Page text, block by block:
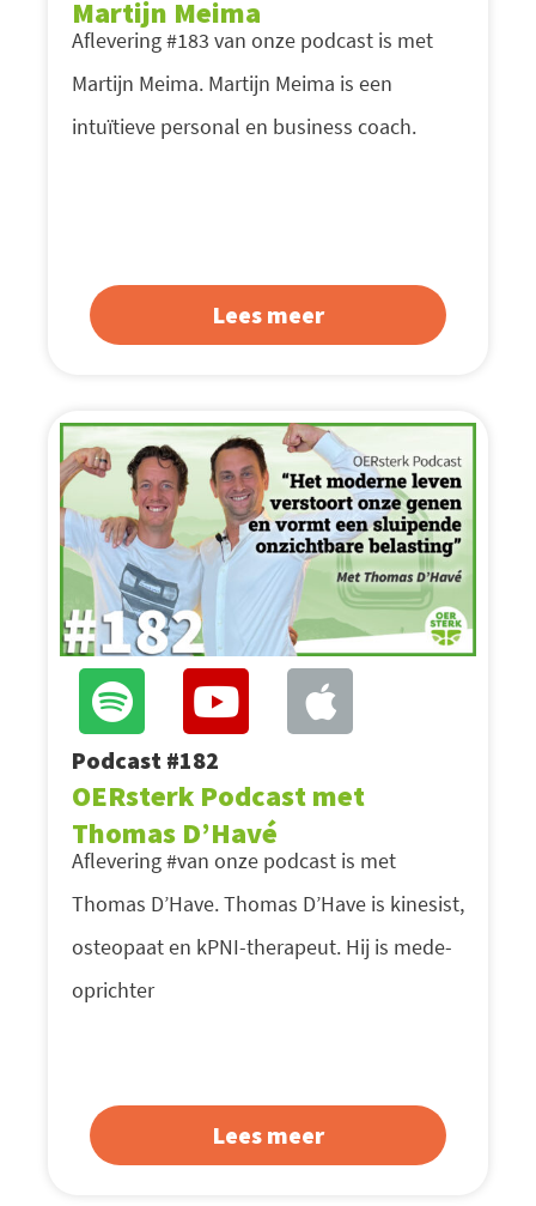
Martijn Meima
Aflevering #183 van onze podcast is met
Martijn Meima. Martijn Meima is een
intuïtieve personal en business coach.
Lees meer
Podcast #182
OERsterk Podcast met
Thomas D’Havé
Aflevering #van onze podcast is met
Thomas D’Have. Thomas D’Have is kinesist,
osteopaat en kPNI-therapeut. Hij is mede-
oprichter
Lees meer